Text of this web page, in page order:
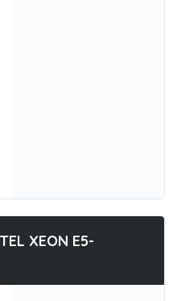
XEON E5-